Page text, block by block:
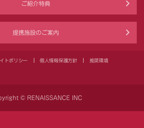
ご紹介特典
提携施設のご案内
トポリシー 個人情報保護方針 推奨環境
© RENAISSANCE INC